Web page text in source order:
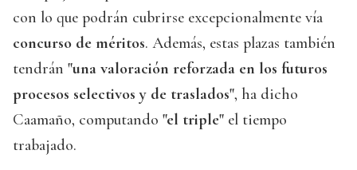
con lo que podrán cubrirse excepcionalmente vía
concurso de méritos. Además, estas plazas también
tendrán "una valoración reforzada en los futuros
procesos selectivos y de traslados", ha dicho
Caamaño, computando "el triple" el tiempo
trabajado.